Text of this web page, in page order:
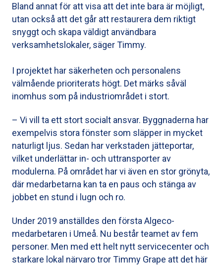
Bland annat för att visa att det inte bara är möjligt,
utan också att det går att restaurera dem riktigt
snyggt och skapa väldigt användbara
verksamhetslokaler, säger Timmy.
I projektet har säkerheten och personalens
välmående prioriterats högt. Det märks såväl
inomhus som på industriområdet i stort.
– Vi vill ta ett stort socialt ansvar. Byggnaderna har
exempelvis stora fönster som släpper in mycket
naturligt ljus. Sedan har verkstaden jätteportar,
vilket underlättar in- och uttransporter av
modulerna. På området har vi även en stor grönyta,
där medarbetarna kan ta en paus och stänga av
jobbet en stund i lugn och ro.
Under 2019 anställdes den första Algeco-
medarbetaren i Umeå. Nu består teamet av fem
personer. Men med ett helt nytt servicecenter och
starkare lokal närvaro tror Timmy Grape att det här